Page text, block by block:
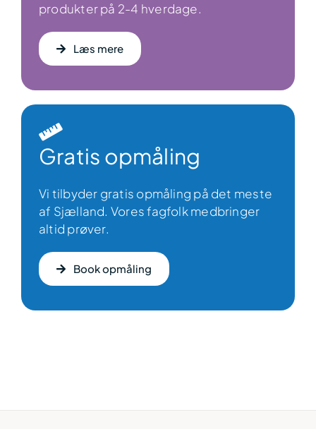
produkter på 2-4 hverdage.
Læs mere
Gratis opmåling
Vi tilbyder gratis opmåling på det meste
af Sjælland. Vores fagfolk medbringer
altid prøver.
Book opmåling